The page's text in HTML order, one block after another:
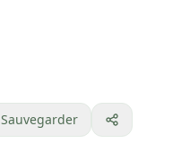
Sauvegarder